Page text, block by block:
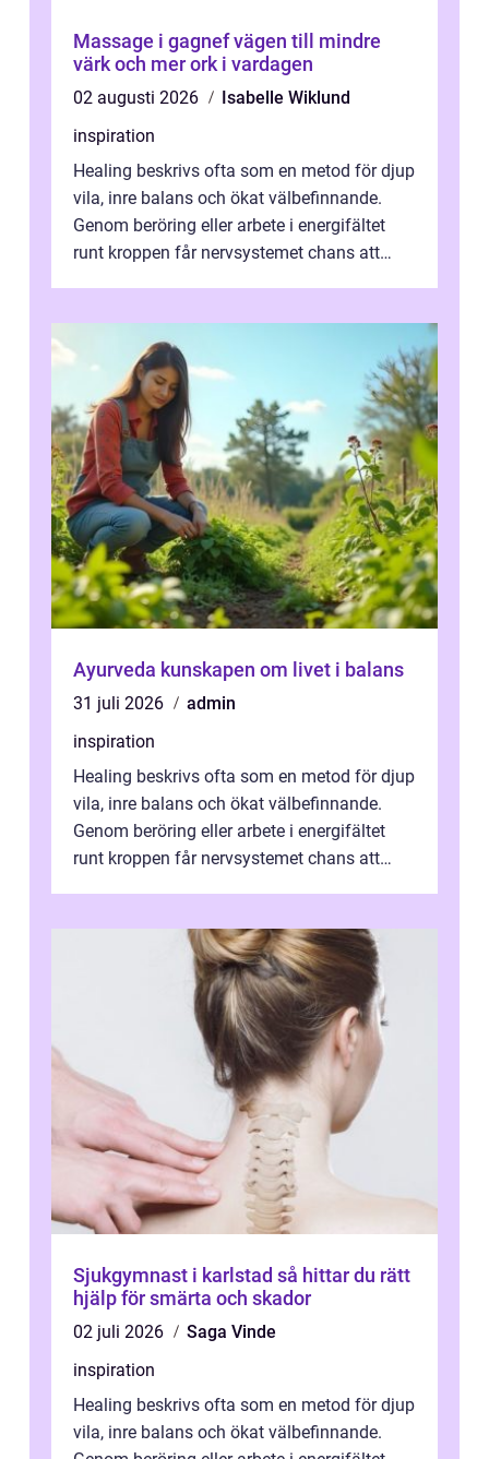
Massage i gagnef vägen till mindre
värk och mer ork i vardagen
02 augusti 2026
Isabelle Wiklund
inspiration
Healing beskrivs ofta som en metod för djup
vila, inre balans och ökat välbefinnande.
Genom beröring eller arbete i energifältet
runt kroppen får nervsystemet chans att
Ayurveda kunskapen om livet i balans
31 juli 2026
admin
inspiration
Healing beskrivs ofta som en metod för djup
vila, inre balans och ökat välbefinnande.
Genom beröring eller arbete i energifältet
runt kroppen får nervsystemet chans att
Sjukgymnast i karlstad så hittar du rätt
hjälp för smärta och skador
02 juli 2026
Saga Vinde
inspiration
Healing beskrivs ofta som en metod för djup
vila, inre balans och ökat välbefinnande.